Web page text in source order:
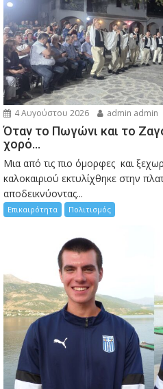
4 Αυγούστου 2026 admin admin
Όταν το Πωγώνι και το
χορό…
Μια από τις πιο όμορφες και
καλοκαιριού εκτυλίχθηκε στην
αποδεικνύοντας...
Επικαιρότητα Πολιτισμός